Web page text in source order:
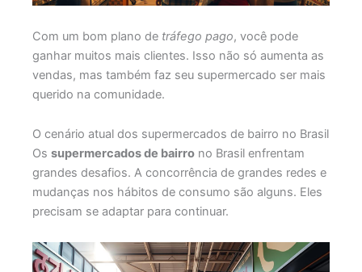
Com um bom plano de tráfego pago, você pode
ganhar muitos mais clientes. Isso não só aumenta as
vendas, mas também faz seu supermercado ser mais
querido na comunidade.
O cenário atual dos supermercados de bairro no Brasil
Os supermercados de bairro no Brasil enfrentam
grandes desafios. A concorrência de grandes redes e
mudanças nos hábitos de consumo são alguns. Eles
precisam se adaptar para continuar.